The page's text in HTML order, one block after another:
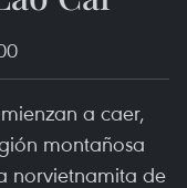
a caer,
montañosa
norvietnamita de